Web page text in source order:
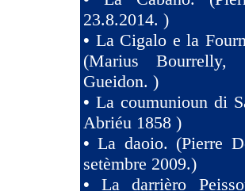
23.8.2014. )
• La Cigalo e la
(Marius
Gueidon. )
• La coumunioun di
Abriéu 1858 )
•La daoio. (Pierre
setèmbre 2009.)
•La darrièro